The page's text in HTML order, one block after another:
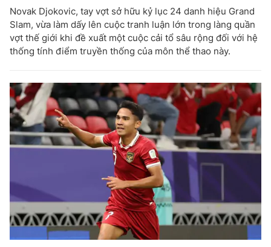
Novak Djokovic, tay vợt sở hữu kỷ lục 24 danh hiệu Grand
Slam, vừa làm dấy lên cuộc tranh luận lớn trong làng quần
vợt thế giới khi đề xuất một cuộc cải tổ sâu rộng đối với hệ
thống tính điểm truyền thống của môn thể thao này.